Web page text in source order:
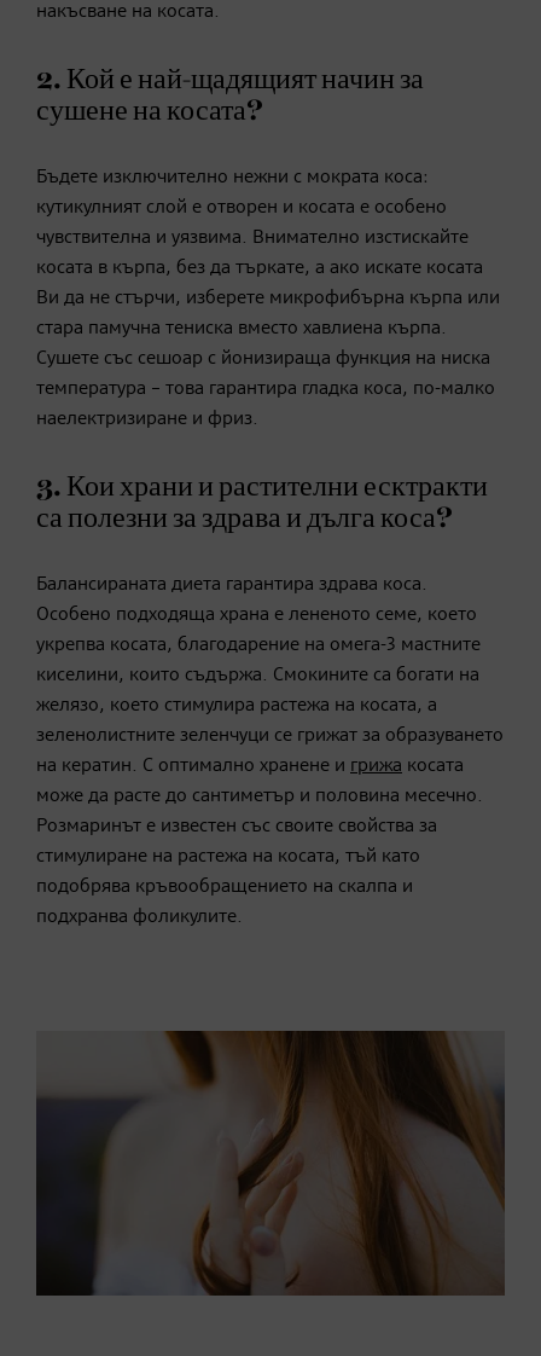
накъсване на косата.
2. Кой е най-щадящият начин за
сушене на косата?
Бъдете изключително нежни с мократа коса:
кутикулният слой е отворен и косата е особено
чувствителна и уязвима. Внимателно изстискайте
косата в кърпа, без да търкате, а ако искате косата
Ви да не стърчи, изберете микрофибърна кърпа или
стара памучна тениска вместо хавлиена кърпа.
Сушете със сешоар с йонизираща функция на ниска
температура – това гарантира гладка коса, по-малко
наелектризиране и фриз.
3. Кои храни и растителни есктракти
са полезни за здрава и дълга коса?
Балансираната диета гарантира здрава коса.
Особено подходяща храна е лененото семе, което
укрепва косата, благодарение на омега-3 мастните
киселини, които съдържа. Смокините са богати на
желязо, което стимулира растежа на косата, а
зеленолистните зеленчуци се грижат за образуването
на кератин. С оптимално хранене и грижа косата
може да расте до сантиметър и половина месечно.
Розмаринът е известен със своите свойства за
стимулиране на растежа на косата, тъй като
подобрява кръвообращението на скалпа и
подхранва фоликулите.